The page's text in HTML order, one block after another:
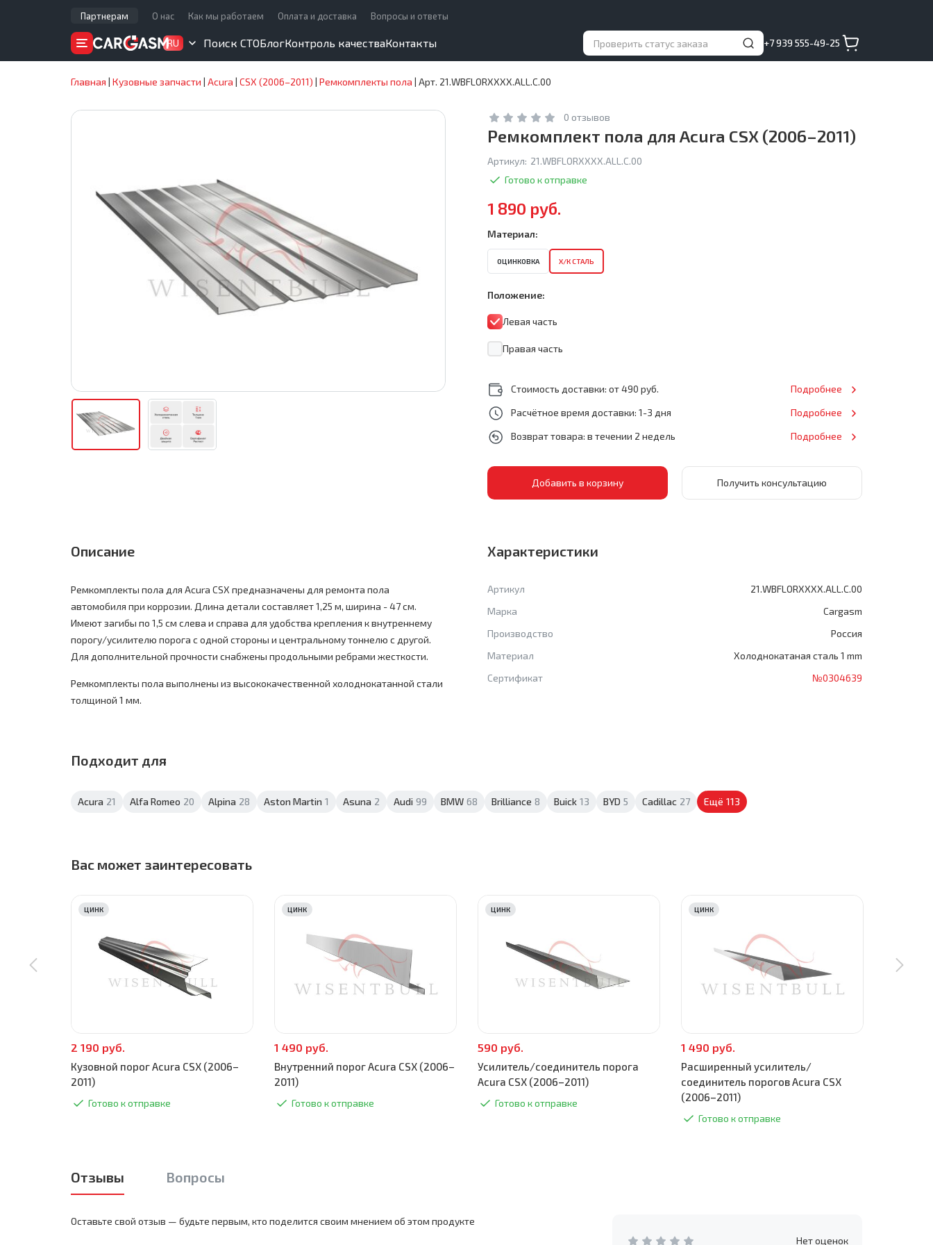
Партнерам О нас Как мы работаем Оплата и доставка Вопросы и ответы
RU Поиск СТОБлогКонтроль качестваКонтакты +7 939 555-49-25
Главная | Кузовные запчасти | Acura | CSX (2006–2011) | Ремкомплекты пола | Арт. 21.WBFLORXXXX.ALL.C.00
0 отзывов
Ремкомплект пола для Acura CSX (2006–2011)
Артикул: 21.WBFLORXXXX.ALL.C.00
Готово к отправке
1 890 руб.
Материал:
ОЦИНКОВКА Х/К СТАЛЬ
Положение:
Левая часть
Правая часть
Стоимость доставки: от 490 руб.
Подробнее
Расчётное время доставки: 1-3 дня
Подробнее
Возврат товара: в течении 2 недель
Подробнее
Получить консультацию
Описание
Ремкомплекты пола для Acura CSX предназначены для ремонта пола
автомобиля при коррозии. Длина детали составляет 1,25 м, ширина - 47 см.
Имеют загибы по 1,5 см слева и справа для удобства крепления к внутреннему
порогу/усилителю порога с одной стороны и центральному тоннелю с другой.
Для дополнительной прочности снабжены продольными ребрами жесткости.
Ремкомплекты пола выполнены из высококачественной холоднокатанной стали
толщиной 1 мм.
Характеристики
Артикул
21.WBFLORXXXX.ALL.C.00
Марка
Cargasm
Производство
Россия
Материал
Холоднокатаная сталь 1 mm
Сертификат
№0304639
Подходит для
Acura 21 Alfa Romeo 20 Alpina 28 Aston Martin 1 Asuna 2 Audi 99 BMW 68 Brilliance 8 Buick 13 BYD 5 Cadillac 27 Ещё 113
Вас может заинтересовать
2 190 руб.
Кузовной порог Acura CSX (2006–
2011)
Готово к отправке
ЦИНК
1 490 руб.
Внутренний порог Acura CSX (2006–
2011)
Готово к отправке
ЦИНК
590 руб.
Усилитель/соединитель порога
Acura CSX (2006–2011)
Готово к отправке
ЦИНК
1 490 руб.
Расширенный усилитель/
соединитель порогов Acura CSX
(2006–2011)
Готово к отправке
ЦИНК
Отзывы Вопросы
Нет оценок
Оставьте свой отзыв — будьте первым, кто поделится своим мнением об этом продукте